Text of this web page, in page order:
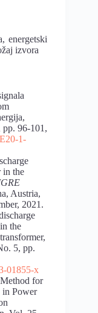
energetski
izvora
96-101,
1-
in the
Austria,
2021.
the
5, pp.
01855-x
for
in Power